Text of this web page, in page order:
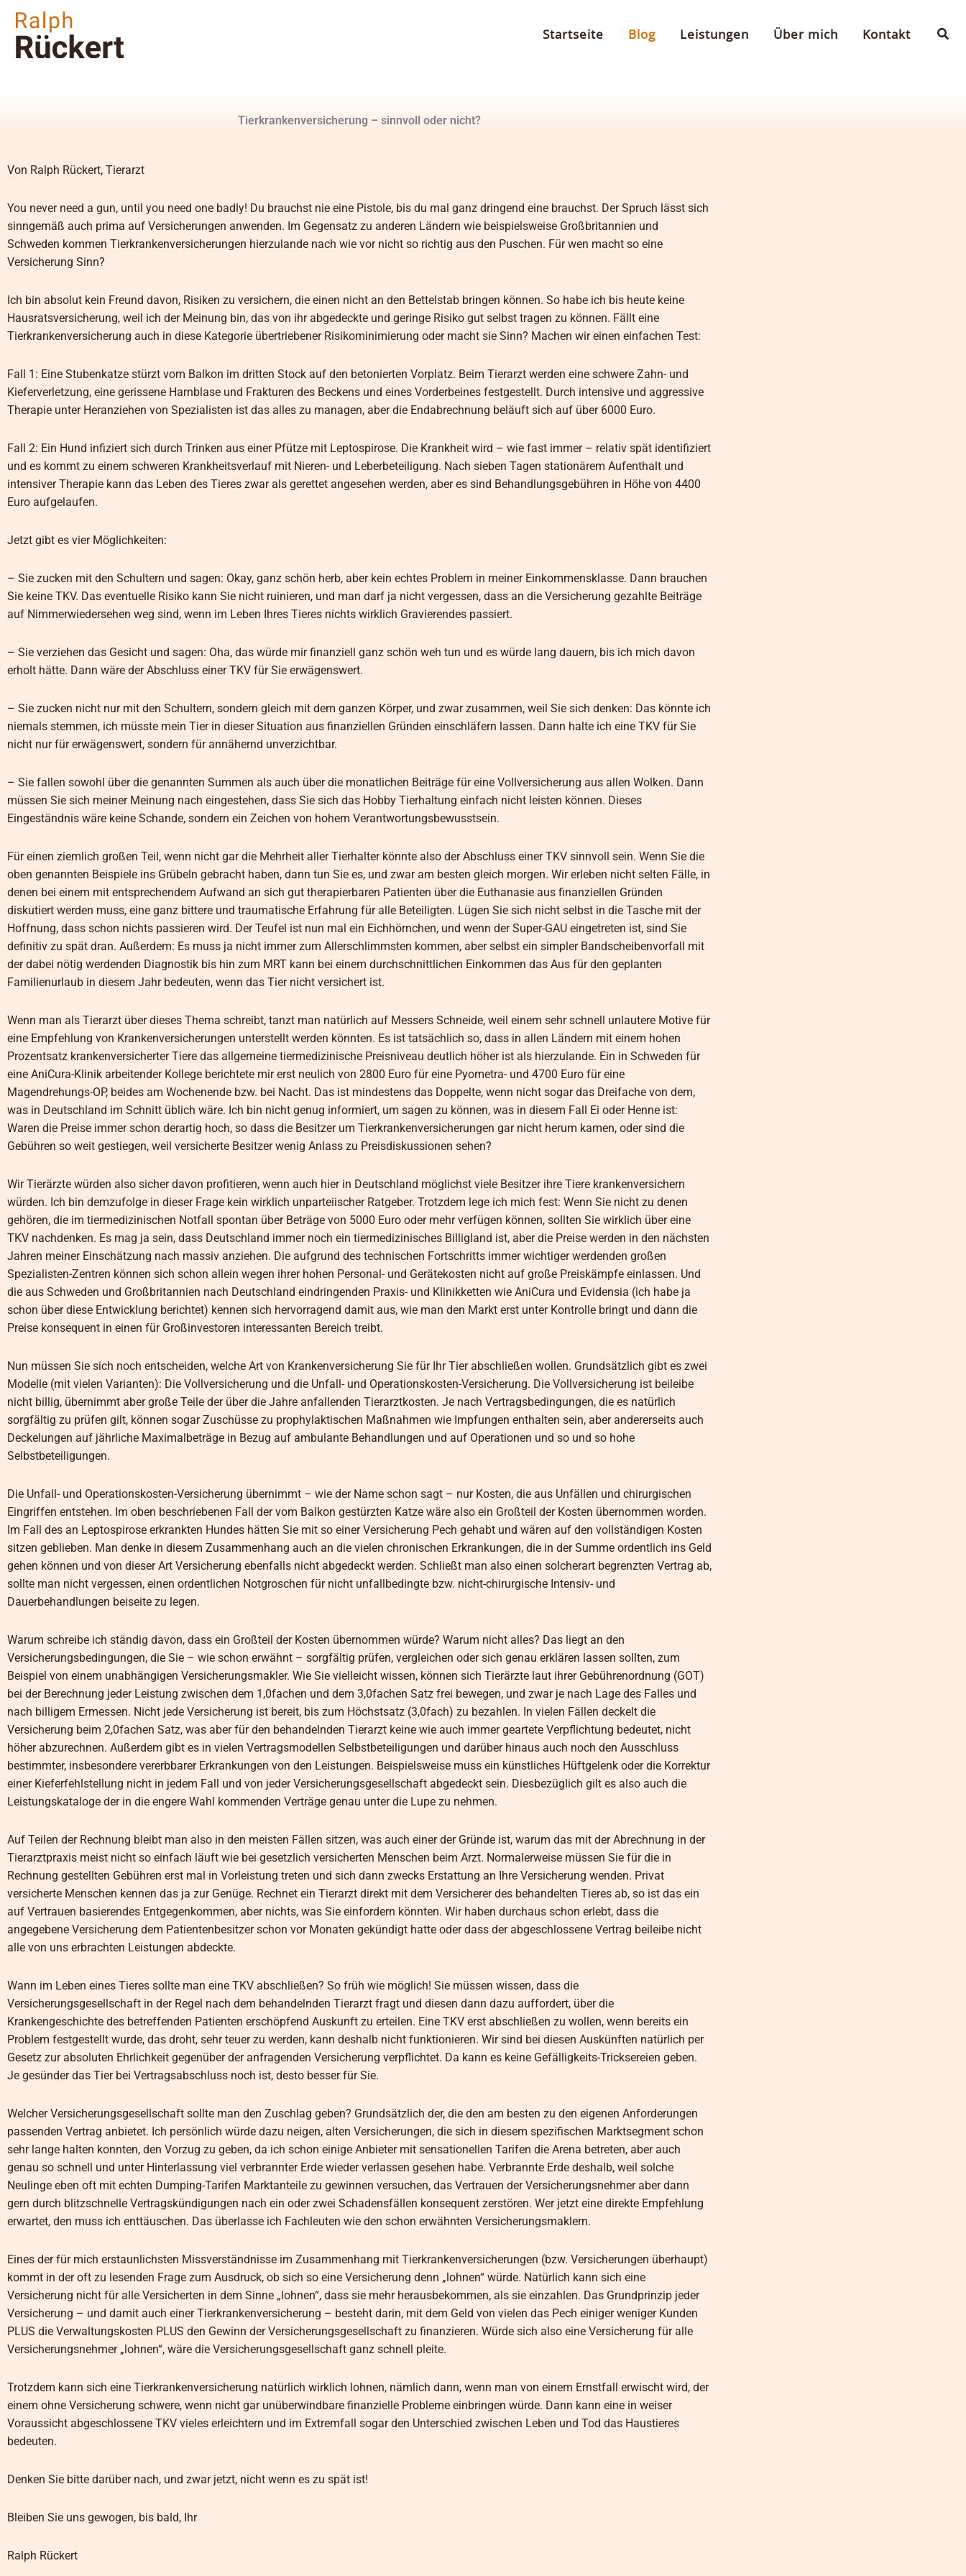
Inhalt
springen
Startseite Blog Leistungen Über mich Kontakt
Tierkrankenversicherung – sinnvoll oder nicht?
Von Ralph Rückert, Tierarzt
You never need a gun, until you need one badly! Du brauchst nie eine Pistole, bis du mal ganz dringend eine brauchst. Der Spruch lässt sich
sinngemäß auch prima auf Versicherungen anwenden. Im Gegensatz zu anderen Ländern wie beispielsweise Großbritannien und
Schweden kommen Tierkrankenversicherungen hierzulande nach wie vor nicht so richtig aus den Puschen. Für wen macht so eine
Versicherung Sinn?
Ich bin absolut kein Freund davon, Risiken zu versichern, die einen nicht an den Bettelstab bringen können. So habe ich bis heute keine
Hausratsversicherung, weil ich der Meinung bin, das von ihr abgedeckte und geringe Risiko gut selbst tragen zu können. Fällt eine
Tierkrankenversicherung auch in diese Kategorie übertriebener Risikominimierung oder macht sie Sinn? Machen wir einen einfachen Test:
Fall 1: Eine Stubenkatze stürzt vom Balkon im dritten Stock auf den betonierten Vorplatz. Beim Tierarzt werden eine schwere Zahn- und
Kieferverletzung, eine gerissene Harnblase und Frakturen des Beckens und eines Vorderbeines festgestellt. Durch intensive und aggressive
Therapie unter Heranziehen von Spezialisten ist das alles zu managen, aber die Endabrechnung beläuft sich auf über 6000 Euro.
Fall 2: Ein Hund infiziert sich durch Trinken aus einer Pfütze mit Leptospirose. Die Krankheit wird – wie fast immer – relativ spät identifiziert
und es kommt zu einem schweren Krankheitsverlauf mit Nieren- und Leberbeteiligung. Nach sieben Tagen stationärem Aufenthalt und
intensiver Therapie kann das Leben des Tieres zwar als gerettet angesehen werden, aber es sind Behandlungsgebühren in Höhe von 4400
Euro aufgelaufen.
Jetzt gibt es vier Möglichkeiten:
– Sie zucken mit den Schultern und sagen: Okay, ganz schön herb, aber kein echtes Problem in meiner Einkommensklasse. Dann brauchen
Sie keine TKV. Das eventuelle Risiko kann Sie nicht ruinieren, und man darf ja nicht vergessen, dass an die Versicherung gezahlte Beiträge
auf Nimmerwiedersehen weg sind, wenn im Leben Ihres Tieres nichts wirklich Gravierendes passiert.
– Sie verziehen das Gesicht und sagen: Oha, das würde mir finanziell ganz schön weh tun und es würde lang dauern, bis ich mich davon
erholt hätte. Dann wäre der Abschluss einer TKV für Sie erwägenswert.
– Sie zucken nicht nur mit den Schultern, sondern gleich mit dem ganzen Körper, und zwar zusammen, weil Sie sich denken: Das könnte ich
niemals stemmen, ich müsste mein Tier in dieser Situation aus finanziellen Gründen einschläfern lassen. Dann halte ich eine TKV für Sie
nicht nur für erwägenswert, sondern für annähernd unverzichtbar.
– Sie fallen sowohl über die genannten Summen als auch über die monatlichen Beiträge für eine Vollversicherung aus allen Wolken. Dann
müssen Sie sich meiner Meinung nach eingestehen, dass Sie sich das Hobby Tierhaltung einfach nicht leisten können. Dieses
Eingeständnis wäre keine Schande, sondern ein Zeichen von hohem Verantwortungsbewusstsein.
Für einen ziemlich großen Teil, wenn nicht gar die Mehrheit aller Tierhalter könnte also der Abschluss einer TKV sinnvoll sein. Wenn Sie die
oben genannten Beispiele ins Grübeln gebracht haben, dann tun Sie es, und zwar am besten gleich morgen. Wir erleben nicht selten Fälle, in
denen bei einem mit entsprechendem Aufwand an sich gut therapierbaren Patienten über die Euthanasie aus finanziellen Gründen
diskutiert werden muss, eine ganz bittere und traumatische Erfahrung für alle Beteiligten. Lügen Sie sich nicht selbst in die Tasche mit der
Hoffnung, dass schon nichts passieren wird. Der Teufel ist nun mal ein Eichhörnchen, und wenn der Super-GAU eingetreten ist, sind Sie
definitiv zu spät dran. Außerdem: Es muss ja nicht immer zum Allerschlimmsten kommen, aber selbst ein simpler Bandscheibenvorfall mit
der dabei nötig werdenden Diagnostik bis hin zum MRT kann bei einem durchschnittlichen Einkommen das Aus für den geplanten
Familienurlaub in diesem Jahr bedeuten, wenn das Tier nicht versichert ist.
Wenn man als Tierarzt über dieses Thema schreibt, tanzt man natürlich auf Messers Schneide, weil einem sehr schnell unlautere Motive für
eine Empfehlung von Krankenversicherungen unterstellt werden könnten. Es ist tatsächlich so, dass in allen Ländern mit einem hohen
Prozentsatz krankenversicherter Tiere das allgemeine tiermedizinische Preisniveau deutlich höher ist als hierzulande. Ein in Schweden für
eine AniCura-Klinik arbeitender Kollege berichtete mir erst neulich von 2800 Euro für eine Pyometra- und 4700 Euro für eine
Magendrehungs-OP, beides am Wochenende bzw. bei Nacht. Das ist mindestens das Doppelte, wenn nicht sogar das Dreifache von dem,
was in Deutschland im Schnitt üblich wäre. Ich bin nicht genug informiert, um sagen zu können, was in diesem Fall Ei oder Henne ist:
Waren die Preise immer schon derartig hoch, so dass die Besitzer um Tierkrankenversicherungen gar nicht herum kamen, oder sind die
Gebühren so weit gestiegen, weil versicherte Besitzer wenig Anlass zu Preisdiskussionen sehen?
Wir Tierärzte würden also sicher davon profitieren, wenn auch hier in Deutschland möglichst viele Besitzer ihre Tiere krankenversichern
würden. Ich bin demzufolge in dieser Frage kein wirklich unparteiischer Ratgeber. Trotzdem lege ich mich fest: Wenn Sie nicht zu denen
gehören, die im tiermedizinischen Notfall spontan über Beträge von 5000 Euro oder mehr verfügen können, sollten Sie wirklich über eine
TKV nachdenken. Es mag ja sein, dass Deutschland immer noch ein tiermedizinisches Billigland ist, aber die Preise werden in den nächsten
Jahren meiner Einschätzung nach massiv anziehen. Die aufgrund des technischen Fortschritts immer wichtiger werdenden großen
Spezialisten-Zentren können sich schon allein wegen ihrer hohen Personal- und Gerätekosten nicht auf große Preiskämpfe einlassen. Und
die aus Schweden und Großbritannien nach Deutschland eindringenden Praxis- und Klinikketten wie AniCura und Evidensia (ich habe ja
schon über diese Entwicklung berichtet) kennen sich hervorragend damit aus, wie man den Markt erst unter Kontrolle bringt und dann die
Preise konsequent in einen für Großinvestoren interessanten Bereich treibt.
Nun müssen Sie sich noch entscheiden, welche Art von Krankenversicherung Sie für Ihr Tier abschließen wollen. Grundsätzlich gibt es zwei
Modelle (mit vielen Varianten): Die Vollversicherung und die Unfall- und Operationskosten-Versicherung. Die Vollversicherung ist beileibe
nicht billig, übernimmt aber große Teile der über die Jahre anfallenden Tierarztkosten. Je nach Vertragsbedingungen, die es natürlich
sorgfältig zu prüfen gilt, können sogar Zuschüsse zu prophylaktischen Maßnahmen wie Impfungen enthalten sein, aber andererseits auch
Deckelungen auf jährliche Maximalbeträge in Bezug auf ambulante Behandlungen und auf Operationen und so und so hohe
Selbstbeteiligungen.
Die Unfall- und Operationskosten-Versicherung übernimmt – wie der Name schon sagt – nur Kosten, die aus Unfällen und chirurgischen
Eingriffen entstehen. Im oben beschriebenen Fall der vom Balkon gestürzten Katze wäre also ein Großteil der Kosten übernommen worden.
Im Fall des an Leptospirose erkrankten Hundes hätten Sie mit so einer Versicherung Pech gehabt und wären auf den vollständigen Kosten
sitzen geblieben. Man denke in diesem Zusammenhang auch an die vielen chronischen Erkrankungen, die in der Summe ordentlich ins Geld
gehen können und von dieser Art Versicherung ebenfalls nicht abgedeckt werden. Schließt man also einen solcherart begrenzten Vertrag ab,
sollte man nicht vergessen, einen ordentlichen Notgroschen für nicht unfallbedingte bzw. nicht-chirurgische Intensiv- und
Dauerbehandlungen beiseite zu legen.
Warum schreibe ich ständig davon, dass ein Großteil der Kosten übernommen würde? Warum nicht alles? Das liegt an den
Versicherungsbedingungen, die Sie – wie schon erwähnt – sorgfältig prüfen, vergleichen oder sich genau erklären lassen sollten, zum
Beispiel von einem unabhängigen Versicherungsmakler. Wie Sie vielleicht wissen, können sich Tierärzte laut ihrer Gebührenordnung (GOT)
bei der Berechnung jeder Leistung zwischen dem 1,0fachen und dem 3,0fachen Satz frei bewegen, und zwar je nach Lage des Falles und
nach billigem Ermessen. Nicht jede Versicherung ist bereit, bis zum Höchstsatz (3,0fach) zu bezahlen. In vielen Fällen deckelt die
Versicherung beim 2,0fachen Satz, was aber für den behandelnden Tierarzt keine wie auch immer geartete Verpflichtung bedeutet, nicht
höher abzurechnen. Außerdem gibt es in vielen Vertragsmodellen Selbstbeteiligungen und darüber hinaus auch noch den Ausschluss
bestimmter, insbesondere vererbbarer Erkrankungen von den Leistungen. Beispielsweise muss ein künstliches Hüftgelenk oder die Korrektur
einer Kieferfehlstellung nicht in jedem Fall und von jeder Versicherungsgesellschaft abgedeckt sein. Diesbezüglich gilt es also auch die
Leistungskataloge der in die engere Wahl kommenden Verträge genau unter die Lupe zu nehmen.
Auf Teilen der Rechnung bleibt man also in den meisten Fällen sitzen, was auch einer der Gründe ist, warum das mit der Abrechnung in der
Tierarztpraxis meist nicht so einfach läuft wie bei gesetzlich versicherten Menschen beim Arzt. Normalerweise müssen Sie für die in
Rechnung gestellten Gebühren erst mal in Vorleistung treten und sich dann zwecks Erstattung an Ihre Versicherung wenden. Privat
versicherte Menschen kennen das ja zur Genüge. Rechnet ein Tierarzt direkt mit dem Versicherer des behandelten Tieres ab, so ist das ein
auf Vertrauen basierendes Entgegenkommen, aber nichts, was Sie einfordern könnten. Wir haben durchaus schon erlebt, dass die
angegebene Versicherung dem Patientenbesitzer schon vor Monaten gekündigt hatte oder dass der abgeschlossene Vertrag beileibe nicht
alle von uns erbrachten Leistungen abdeckte.
Wann im Leben eines Tieres sollte man eine TKV abschließen? So früh wie möglich! Sie müssen wissen, dass die
Versicherungsgesellschaft in der Regel nach dem behandelnden Tierarzt fragt und diesen dann dazu auffordert, über die
Krankengeschichte des betreffenden Patienten erschöpfend Auskunft zu erteilen. Eine TKV erst abschließen zu wollen, wenn bereits ein
Problem festgestellt wurde, das droht, sehr teuer zu werden, kann deshalb nicht funktionieren. Wir sind bei diesen Auskünften natürlich per
Gesetz zur absoluten Ehrlichkeit gegenüber der anfragenden Versicherung verpflichtet. Da kann es keine Gefälligkeits-Tricksereien geben.
Je gesünder das Tier bei Vertragsabschluss noch ist, desto besser für Sie.
Welcher Versicherungsgesellschaft sollte man den Zuschlag geben? Grundsätzlich der, die den am besten zu den eigenen Anforderungen
passenden Vertrag anbietet. Ich persönlich würde dazu neigen, alten Versicherungen, die sich in diesem spezifischen Marktsegment schon
sehr lange halten konnten, den Vorzug zu geben, da ich schon einige Anbieter mit sensationellen Tarifen die Arena betreten, aber auch
genau so schnell und unter Hinterlassung viel verbrannter Erde wieder verlassen gesehen habe. Verbrannte Erde deshalb, weil solche
Neulinge eben oft mit echten Dumping-Tarifen Marktanteile zu gewinnen versuchen, das Vertrauen der Versicherungsnehmer aber dann
gern durch blitzschnelle Vertragskündigungen nach ein oder zwei Schadensfällen konsequent zerstören. Wer jetzt eine direkte Empfehlung
erwartet, den muss ich enttäuschen. Das überlasse ich Fachleuten wie den schon erwähnten Versicherungsmaklern.
Eines der für mich erstaunlichsten Missverständnisse im Zusammenhang mit Tierkrankenversicherungen (bzw. Versicherungen überhaupt)
kommt in der oft zu lesenden Frage zum Ausdruck, ob sich so eine Versicherung denn „lohnen“ würde. Natürlich kann sich eine
Versicherung nicht für alle Versicherten in dem Sinne „lohnen“, dass sie mehr herausbekommen, als sie einzahlen. Das Grundprinzip jeder
Versicherung – und damit auch einer Tierkrankenversicherung – besteht darin, mit dem Geld von vielen das Pech einiger weniger Kunden
PLUS die Verwaltungskosten PLUS den Gewinn der Versicherungsgesellschaft zu finanzieren. Würde sich also eine Versicherung für alle
Versicherungsnehmer „lohnen“, wäre die Versicherungsgesellschaft ganz schnell pleite.
Trotzdem kann sich eine Tierkrankenversicherung natürlich wirklich lohnen, nämlich dann, wenn man von einem Ernstfall erwischt wird, der
einem ohne Versicherung schwere, wenn nicht gar unüberwindbare finanzielle Probleme einbringen würde. Dann kann eine in weiser
Voraussicht abgeschlossene TKV vieles erleichtern und im Extremfall sogar den Unterschied zwischen Leben und Tod das Haustieres
bedeuten.
Denken Sie bitte darüber nach, und zwar jetzt, nicht wenn es zu spät ist!
Bleiben Sie uns gewogen, bis bald, Ihr
Ralph Rückert